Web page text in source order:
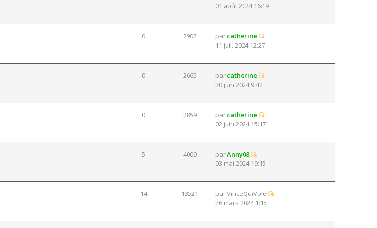
01 août 2024 16:19
0 2902 par catherine
11 juil. 2024 12:27
0 2665 par catherine
20 juin 2024 9:42
0 2859 par catherine
02 juin 2024 15:17
5 4009 parAnny08
03 mai 2024 19:15
14 13521 parVinceQuiVole
26 mars 2024 1:15